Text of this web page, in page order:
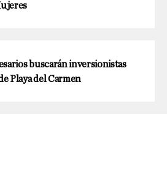
buscarán inversionistas
Playa del Carmen